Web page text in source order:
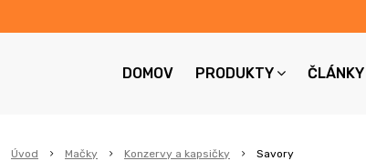
DOMOV PRODUKTY ČLÁNKY
Úvod Mačky Konzervy a kapsičky Savory